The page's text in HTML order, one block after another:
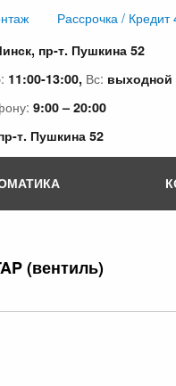
Рассрочка / Кредит
пр-т. Пушкина 52
11:00-13:00, Вс: выходной
9:00 – 20:00
т. Пушкина 52
(вентиль)